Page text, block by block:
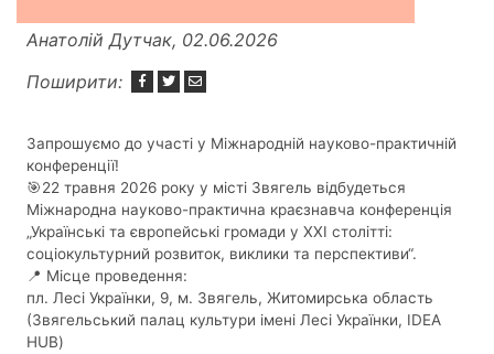
Анатолій Дутчак, 02.06.2026
Поширити:
Запрошуємо до участі у Міжнародній науково-практичній
конференції!
🎯22 травня 2026 року у місті Звягель відбудеться
Міжнародна науково-практична краєзнавча конференція
„Українські та європейські громади у ХХІ столітті:
соціокультурний розвиток, виклики та перспективи“.
📍 Місце проведення:
пл. Лесі Українки, 9, м. Звягель, Житомирська область
(Звягельський палац культури імені Лесі Українки, IDEA
HUB)